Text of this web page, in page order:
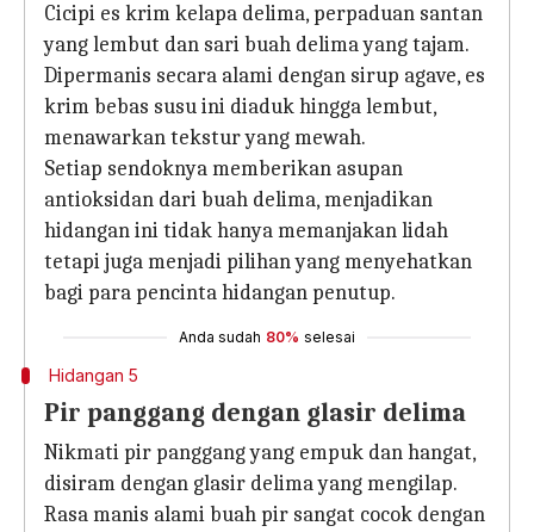
Cicipi es krim kelapa delima, perpaduan santan
yang lembut dan sari buah delima yang tajam.
Dipermanis secara alami dengan sirup agave, es
krim bebas susu ini diaduk hingga lembut,
menawarkan tekstur yang mewah.
Setiap sendoknya memberikan asupan
antioksidan dari buah delima, menjadikan
hidangan ini tidak hanya memanjakan lidah
tetapi juga menjadi pilihan yang menyehatkan
bagi para pencinta hidangan penutup.
Anda sudah 80% selesai
Hidangan 5
Pir panggang dengan glasir delima
Nikmati pir panggang yang empuk dan hangat,
disiram dengan glasir delima yang mengilap.
Rasa manis alami buah pir sangat cocok dengan